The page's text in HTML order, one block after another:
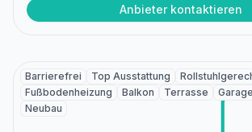
Anbieter kontaktieren
Barrierefrei Top Ausstattung
Fußbodenheizung
Balkon Terrasse Garage
Neubau